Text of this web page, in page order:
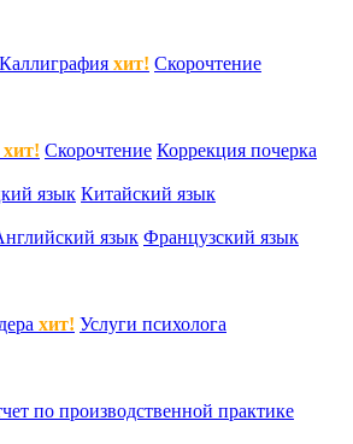
Каллиграфия хит! Скорочтение
хит! Скорочтение Коррекция почерка
язык Китайский язык
язык Французский язык
хит! Услуги психолога
по производственной практике